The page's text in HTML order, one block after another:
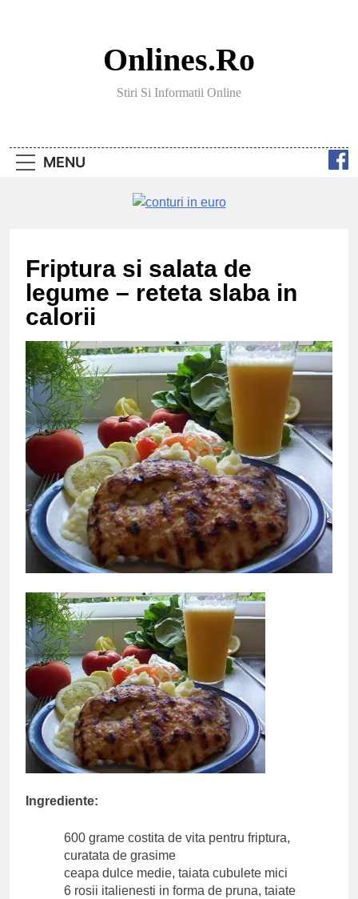
Onlines.ro
Stiri Si Informatii Online
MENU
Friptura si salata de
legume – reteta slaba in
calorii
Ingrediente:
600 grame costita de vita pentru friptura,
curatata de grasime
ceapa dulce medie, taiata cubulete mici
6 rosii italienesti in forma de pruna, taiate